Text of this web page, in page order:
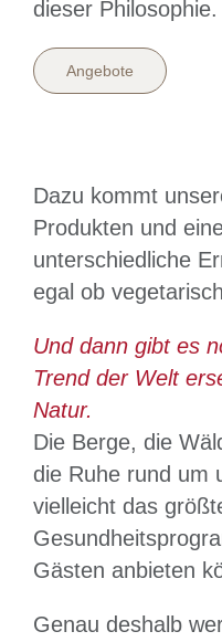
dieser Philosophie.
Angebote
Dazu kommt
Produkten und
unterschiedliche
egal ob
Und dann gibt es
Trend der Welt
Natur.
Die Berge, die
die Ruhe rund um
vielleicht das
Gästen anbieten
Genau deshalb